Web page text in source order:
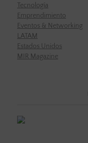
Tecnología
Emprendimiento
Eventos & Networking
LATAM
Estados Unidos
MIR Magazine